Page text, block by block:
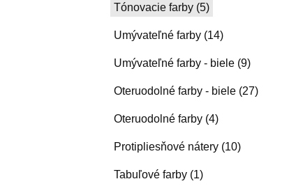
Tónovacie farby (5)
Umývateľné farby (14)
Umývateľné farby - biele (9)
Oteruodolné farby - biele (27)
Oteruodolné farby (4)
Protipliesňové nátery (10)
Tabuľové farby (1)